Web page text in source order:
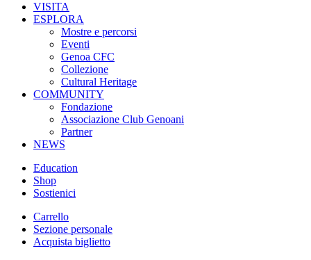
VISITA
ESPLORA
Mostre e percorsi
Eventi
Genoa CFC
Collezione
Cultural Heritage
COMMUNITY
Fondazione
Associazione Club Genoani
Partner
NEWS
Education
Shop
Sostienici
Carrello
Sezione personale
Acquista biglietto